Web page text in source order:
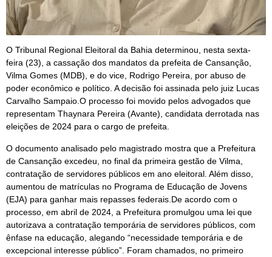
O Tribunal Regional Eleitoral da Bahia determinou, nesta sexta-
feira (23), a cassação dos mandatos da prefeita de Cansanção,
Vilma Gomes (MDB), e do vice, Rodrigo Pereira, por abuso de
poder econômico e político. A decisão foi assinada pelo juiz Lucas
Carvalho Sampaio.O processo foi movido pelos advogados que
representam Thaynara Pereira (Avante), candidata derrotada nas
eleições de 2024 para o cargo de prefeita.
O documento analisado pelo magistrado mostra que a Prefeitura
de Cansanção excedeu, no final da primeira gestão de Vilma,
contratação de servidores públicos em ano eleitoral. Além disso,
aumentou de matrículas no Programa de Educação de Jovens
(EJA) para ganhar mais repasses federais.De acordo com o
processo, em abril de 2024, a Prefeitura promulgou uma lei que
autorizava a contratação temporária de servidores públicos, com
ênfase na educação, alegando “necessidade temporária e de
excepcional interesse público”. Foram chamados, no primeiro